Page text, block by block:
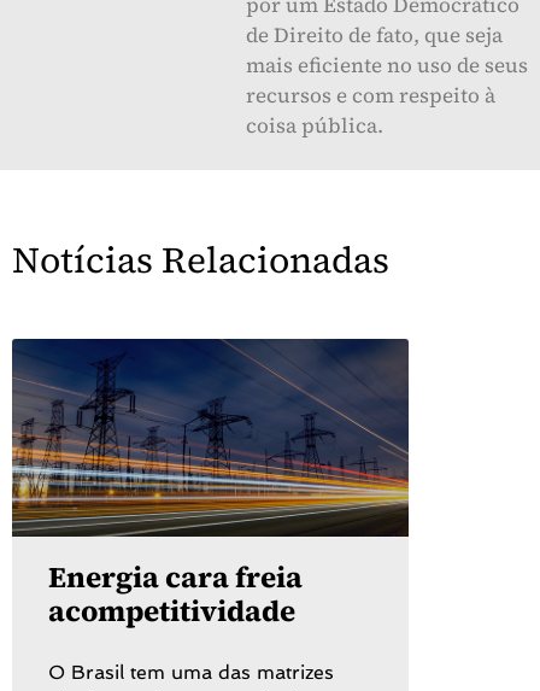
de Direito de fato, que seja
mais eficiente no uso de seus
recursos e com respeito à
coisa pública.
Notícias Relacionadas
Energia cara freia
acompetitividade
O Brasil tem uma das matrizes